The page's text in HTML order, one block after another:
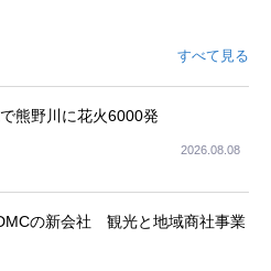
すべて見る
熊野川に花火6000発
2026.08.08
の新会社 観光と地域商社事業